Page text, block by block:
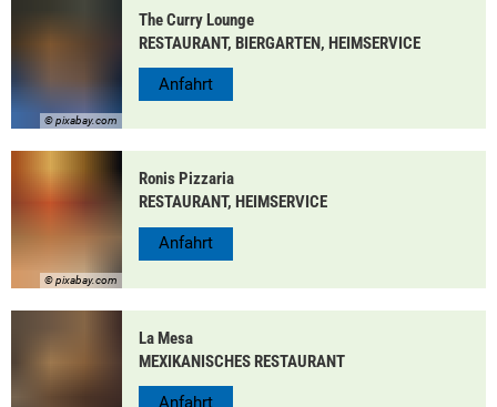
© pixabay.com
The Curry Lounge
RESTAURANT, BIERGARTEN, HEIMSERVICE
Anfahrt
© pixabay.com
Ronis Pizzaria
RESTAURANT, HEIMSERVICE
Anfahrt
La Mesa
MEXIKANISCHES RESTAURANT
Anfahrt